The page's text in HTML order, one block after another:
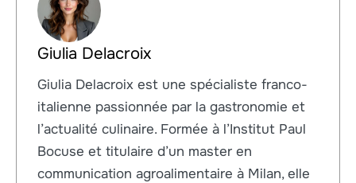
Giulia Delacroix
Giulia Delacroix est une spécialiste franco-
italienne passionnée par la gastronomie et
l’actualité culinaire. Formée à l’Institut Paul
Bocuse et titulaire d’un master en
communication agroalimentaire à Milan, elle